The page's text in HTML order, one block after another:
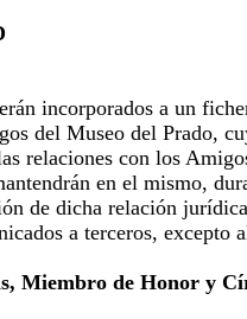
incorporados a un
del Museo del Prado,
relaciones con los
en el mismo,
de dicha relación
a terceros, excepto
Miembro de Honor y